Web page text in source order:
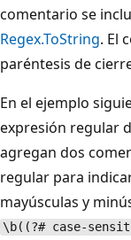
comentario se
Regex.ToString. El
paréntesis de
En el ejemplo
expresión regular
agregan dos
regular para
mayúsculas y
\b((?# case-